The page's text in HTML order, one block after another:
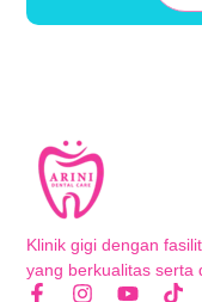
Klinik gigi dengan
yang berkualitas serta